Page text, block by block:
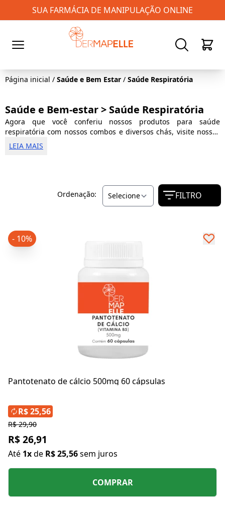
SUA FARMÁCIA DE MANIPULAÇÃO ONLINE
Página inicial / Saúde e Bem Estar / Saúde Respiratória
Saúde e Bem-estar > Saúde Respiratória
Agora que você conferiu nossos produtos para saúde
respiratória com nossos combos e diversos chás, visite nossas
outras categorias de chás e produtos, encontre chá de
do chile,chá de alho
LEIA MAIS
Ordenação: FILTRO
Pantotenato de cálcio 500mg 60 cápsulas
- 10%
R$ 29,90
R$ 26,91
Até 1xde R$ 25,56sem juros
R$ 25,56
COMPRAR